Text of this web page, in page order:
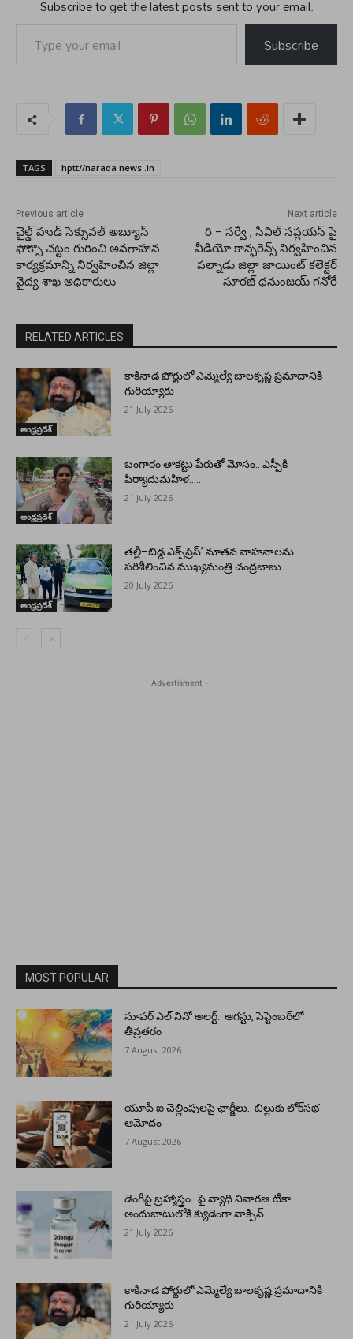
Subscribe to get the latest posts sent to your email.
Subscribe
TAGS hptt//narada news .in
Previous article
చైల్డ్ హుడ్ సెక్సువల్ అబ్యూస్
ఫోక్సొ చట్టం గురించి అవగాహన
కార్యక్రమాన్ని నిర్వహించిన జిల్లా
వైద్య శాఖ అధికారులు
Next article
రి – సర్వే , సివిల్ సప్లయస్ పై
వీడియో కాన్ఫరెన్స్ నిర్వహించిన
పల్నాడు జిల్లా జాయింట్ కలెక్టర్
సూరజ్ ధనుంజయ్ గనోరే
RELATED ARTICLES
ఆంధ్రప్రదేశ్
కాకినాడ పోర్టులో ఎమ్మెల్యే బాలకృష్ణ ప్రమాదానికి
గురియ్యారు
21 July 2026
ఆంధ్రప్రదేశ్
బంగారం తాకట్టు పేరుతో మోసం.. ఎస్పీకి
ఫిర్యాదుమహిళ…..
21 July 2026
ఆంధ్రప్రదేశ్
తల్లీ–బిడ్డ ఎక్స్‌ప్రెస్’ నూతన వాహనాలను
పరిశీలించిన ముఖ్యమంత్రి చంద్రబాబు.
20 July 2026
- Advertisment -
MOST POPULAR
సూపర్ ఎల్ నినో అలర్ట్.. ఆగస్టు, సెప్టెంబర్‌లో
తీవ్రతరం
7 August 2026
యూపీ ఐ చెల్లింపులపై ఛార్జీలు.. బిల్లుకు లోక్‌సభ
ఆమోదం
7 August 2026
డెంగీపై బ్రహ్మాస్త్రం.. పై వ్యాధి నివారణ టీకా
అందుబాటులోకి క్యుడెంగా వాక్సిన్…..
21 July 2026
కాకినాడ పోర్టులో ఎమ్మెల్యే బాలకృష్ణ ప్రమాదానికి
గురియ్యారు
21 July 2026